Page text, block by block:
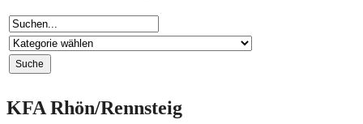
KFA Rhön/Rennsteig